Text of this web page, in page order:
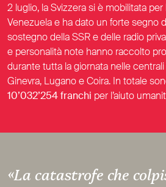
2 luglio, la Svizzera si è mobilitata
Venezuela e ha dato un forte segno
sostegno della SSR e delle radio
e personalità note hanno raccolto
durante tutta la giornata nelle
Ginevra, Lugano e Coira. In totale
10’032’254 franchi per l’aiuto
«La catastrofe che